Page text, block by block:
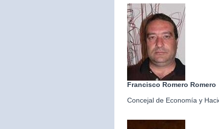
Francisco Romero Romero
Concejal de Economía y